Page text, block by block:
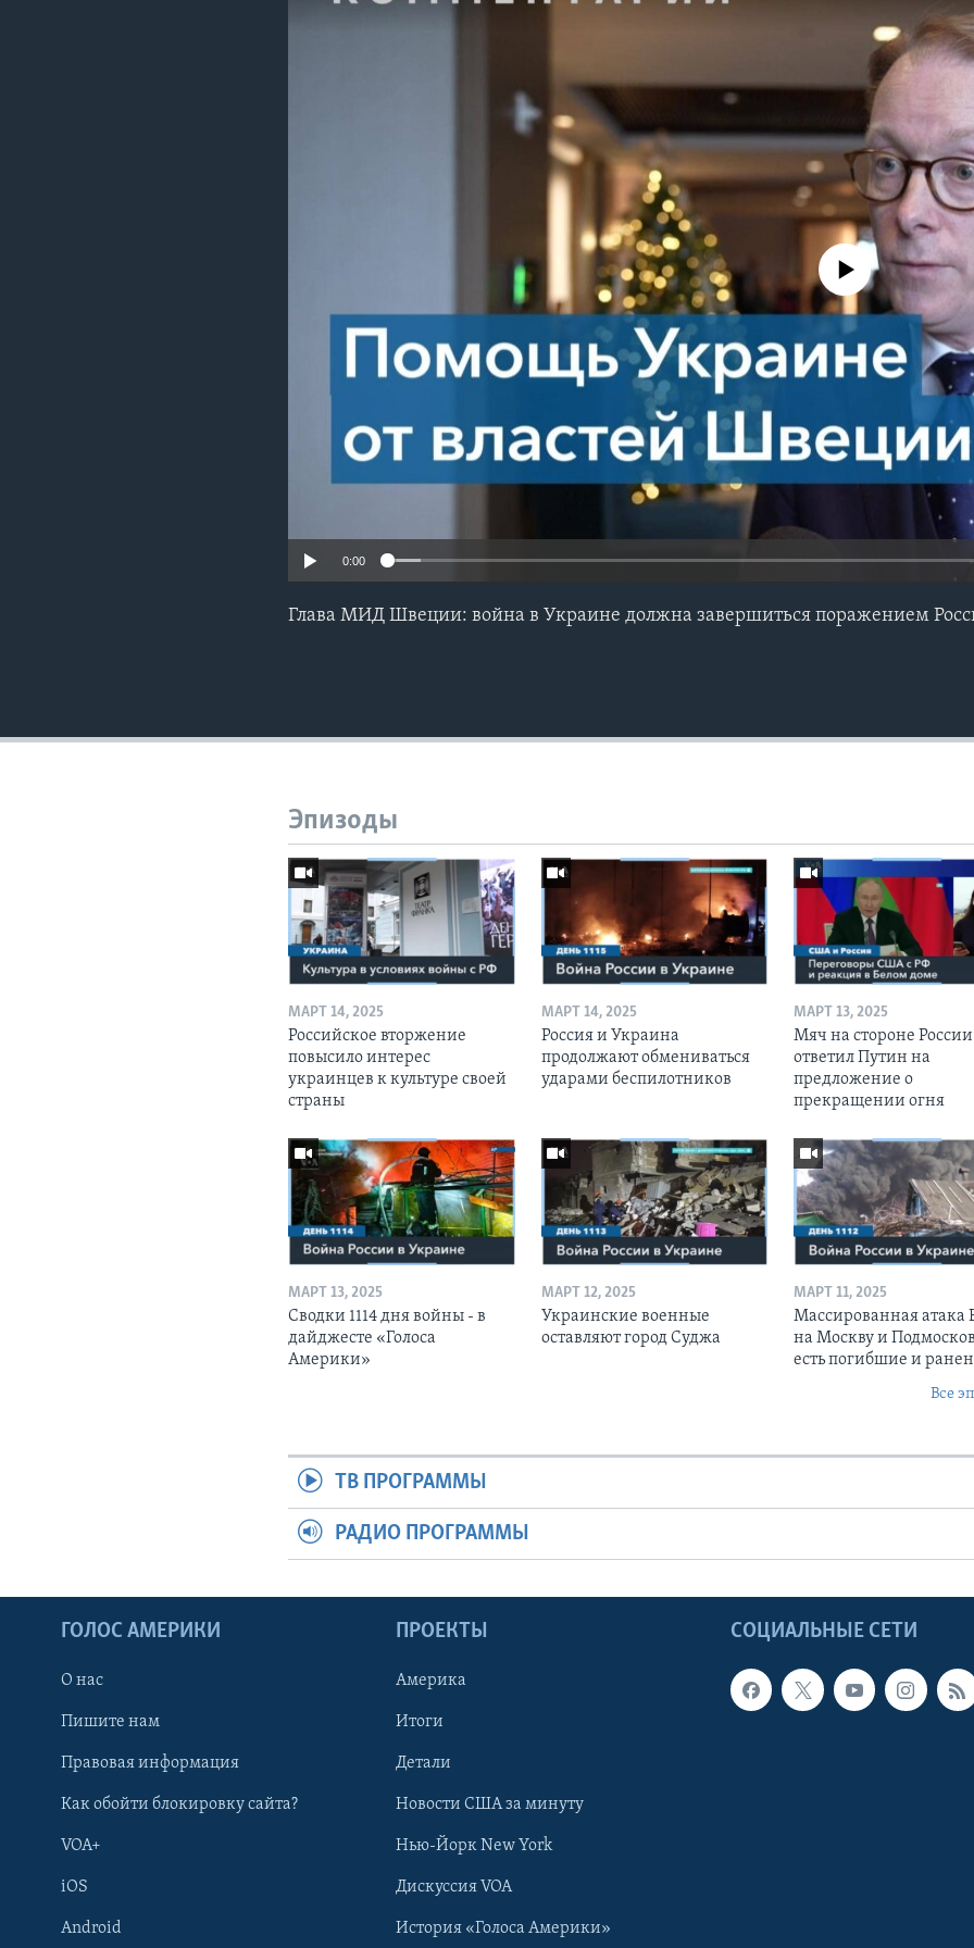
No media source currently
0:00
Глава МИД Швеции: война в Украине должна завершиться поражением
Эпизоды
МАРТ 14, 2025
Российское вторжение
повысило интерес
украинцев к культуре своей
страны
МАРТ 14, 2025
Россия и Украина
продолжают обмениваться
ударами беспилотников
МАРТ 13, 2025
Мяч на стороне
ответил Путин на
предложение о
прекращении огня
МАРТ 13, 2025
Сводки 1114 дня войны - в
дайджесте «Голоса
Америки»
МАРТ 12, 2025
Украинские военные
оставляют город Суджа
МАРТ 11, 2025
Массированная атака
на Москву и
есть погибшие и
Все
ТВ ПРОГРАММЫ
РАДИО ПРОГРАММЫ
СОЦИАЛЬНЫЕ СЕТИ
ГОЛОС АМЕРИКИ
О нас
Пишите нам
Правовая информация
Как обойти блокировку сайта?
VOA+
iOS
Android
ПРОЕКТЫ
Америка
Итоги
Детали
Новости США за минуту
Нью-Йорк New York
Дискуссия VOA
История «Голоса Америки»